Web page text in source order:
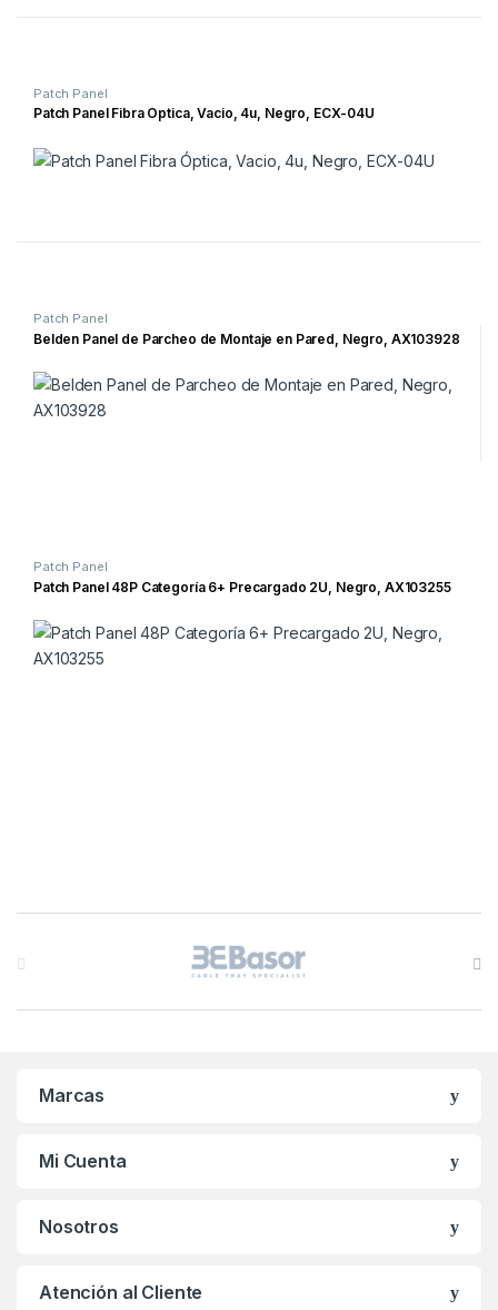
Patch Panel
Patch Panel Fibra Óptica, Vacio, 4u, Negro, ECX-04U
Patch Panel
Belden Panel de Parcheo de Montaje en Pared, Negro, AX103928
Patch Panel
Patch Panel 48P Categoría 6+ Precargado 2U, Negro, AX103255
Marcas
Mi Cuenta
Nosotros
Atención al Cliente